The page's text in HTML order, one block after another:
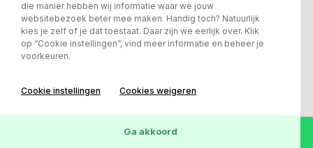
die manier hebben wij informatie waar we jouw
websitebezoek beter mee maken. Handig toch? Natuurlijk
kies je zelf of je dat toestaat. Daar zijn we eerlijk over. Klik
op “Cookie instellingen”, vind meer informatie en beheer je
voorkeuren.
Cookie instellingen Cookies weigeren
Ga akkoord